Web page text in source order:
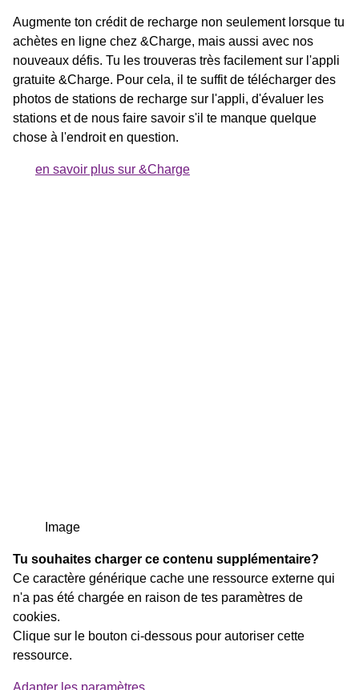
Augmente ton crédit de recharge non seulement lorsque tu
achètes en ligne chez &Charge, mais aussi avec nos
nouveaux défis. Tu les trouveras très facilement sur l'appli
gratuite &Charge. Pour cela, il te suffit de télécharger des
photos de stations de recharge sur l'appli, d'évaluer les
stations et de nous faire savoir s'il te manque quelque
chose à l'endroit en question.
en savoir plus sur &Charge
Image
Tu souhaites charger ce contenu supplémentaire?
Ce caractère générique cache une ressource externe qui
n'a pas été chargée en raison de tes paramètres de
cookies.
Clique sur le bouton ci-dessous pour autoriser cette
ressource.
Adapter les paramètres